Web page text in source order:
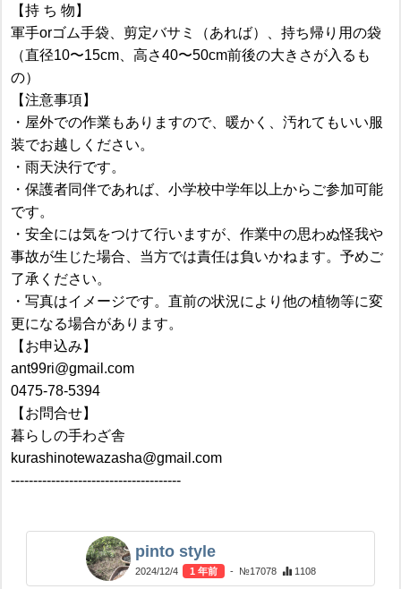
【持 ち 物】
軍手orゴム手袋、剪定バサミ（あれば）、持ち帰り用の袋
（直径10〜15cm、高さ40〜50cm前後の大きさが入るも
の）
【注意事項】
・屋外での作業もありますので、暖かく、汚れてもいい服
装でお越しください。
・雨天決行です。
・保護者同伴であれば、小学校中学年以上からご参加可能
です。
・安全には気をつけて行いますが、作業中の思わぬ怪我や
事故が生じた場合、当方では責任は負いかねます。予めご
了承ください。
・写真はイメージです。直前の状況により他の植物等に変
更になる場合があります。
【お申込み】
ant99ri@gmail.com
0475-78-5394
【お問合せ】
暮らしの手わざ舎
kurashinotewazasha@gmail.com
--------------------------------------
pinto style
2024/12/4 1 年前 - №17078 1108